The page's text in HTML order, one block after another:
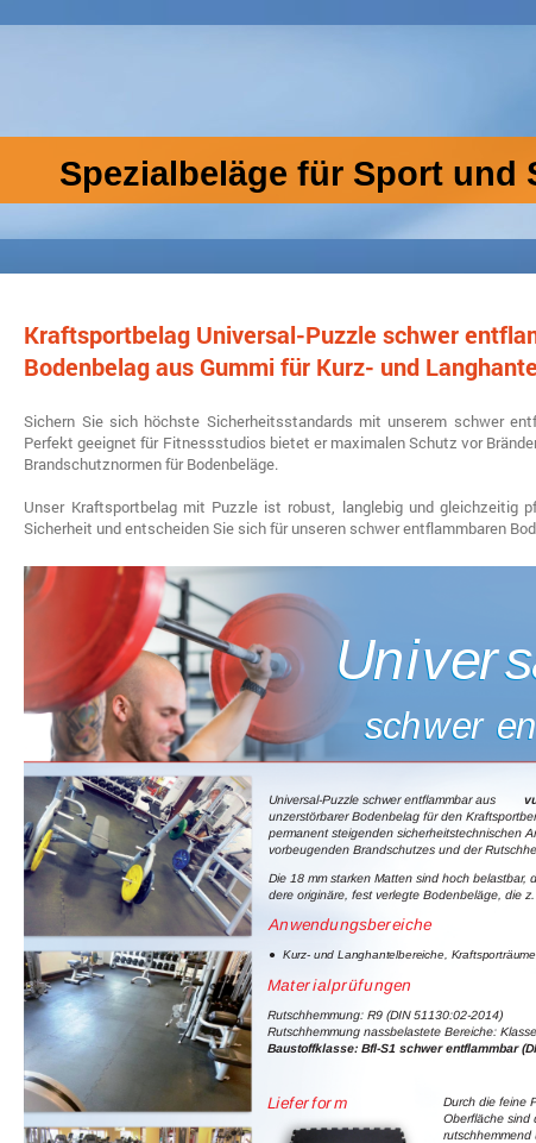
Spezialbeläge für Sport und
Kraftsportbelag Universal-Puzzle schwer
Bodenbelag aus Gummi für Kurz- und
Sichern Sie sich höchste Sicherheitsstandards mit unserem schwer
Perfekt geeignet für Fitnessstudios bietet er maximalen Schutz vor
Brandschutznormen für Bodenbeläge.
Unser Kraftsportbelag mit Puzzle ist robust, langlebig und gleichzeitig
Sicherheit und entscheiden Sie sich für unseren schwer entflammbaren